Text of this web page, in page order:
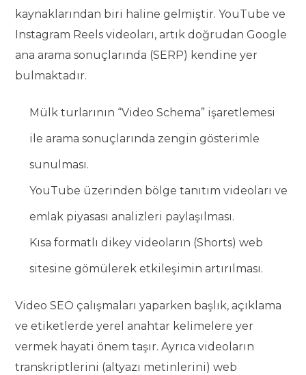
kaynaklarından biri haline gelmiştir. YouTube ve
Instagram Reels videoları, artık doğrudan Google
ana arama sonuçlarında (SERP) kendine yer
bulmaktadır.
Mülk turlarının “Video Schema” işaretlemesi
ile arama sonuçlarında zengin gösterimle
sunulması.
YouTube üzerinden bölge tanıtım videoları ve
emlak piyasası analizleri paylaşılması.
Kısa formatlı dikey videoların (Shorts) web
sitesine gömülerek etkileşimin artırılması.
Video SEO çalışmaları yaparken başlık, açıklama
ve etiketlerde yerel anahtar kelimelere yer
vermek hayati önem taşır. Ayrıca videoların
transkriptlerini (altyazı metinlerini) web